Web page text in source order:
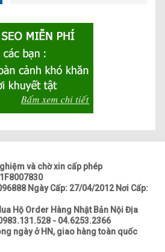
và chờ xin cấp phép
Ngày Cấp: 27/04/2012 Nơi Cấp:
Hộ Order Hàng Nhật Bản Nội Địa
- 04.6253.2366
ngày ở HN, giao hàng toàn quốc